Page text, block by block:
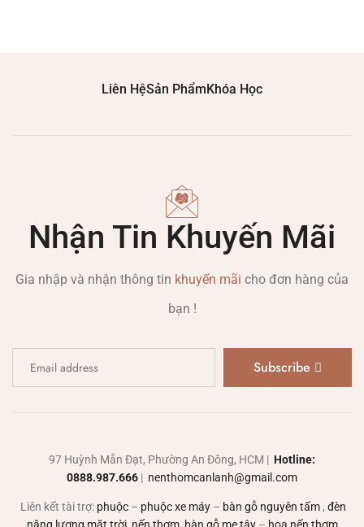
Liên HệSản PhẩmKhóa Học
Nhận Tin Khuyến Mãi
Gia nhập và nhận thông tin khuyến mãi cho đơn hàng của
bạn !
Subscribe
97 Huỳnh Mẫn Đạt, Phường An Đông, HCM | Hotline:
0888.987.666 | nenthomcanlanh@gmail.com
Liên kết tài trợ: phuộc – phuộc xe máy – bàn gỗ nguyên tấm , đèn